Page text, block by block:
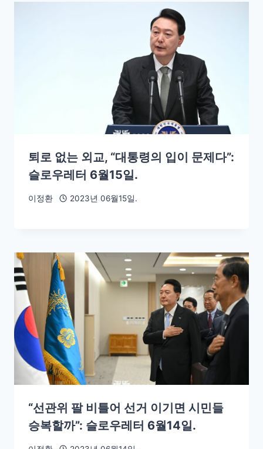
퇴로 없는 외교, “대통령의 입이 문제다”:
슬로우레터 6월15일.
이정환 2023년 06월15일.
“선관위 팔 비틀어 선거 이기면 시민들
승복할까”: 슬로우레터 6월14일.